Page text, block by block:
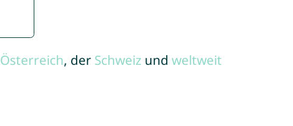
Österreich, der Schweiz und weltweit